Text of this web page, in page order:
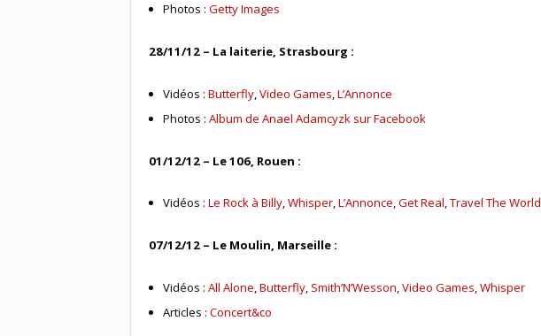
Photos :Getty Images
28/11/12 – La laiterie, Strasbourg :
Vidéos :Butterfly,Video Games,L’Annonce
Photos :Album de Anael Adamcyzk sur Facebook
01/12/12 – Le 106, Rouen :
Vidéos :Le Rock à Billy,Whisper,L’Annonce,Get Real,Travel The World
07/12/12 – Le Moulin, Marseille :
Vidéos :All Alone ,Butterfly Smith’N’Wesson ,Video Games ,Whisper
Articles :Concert&co